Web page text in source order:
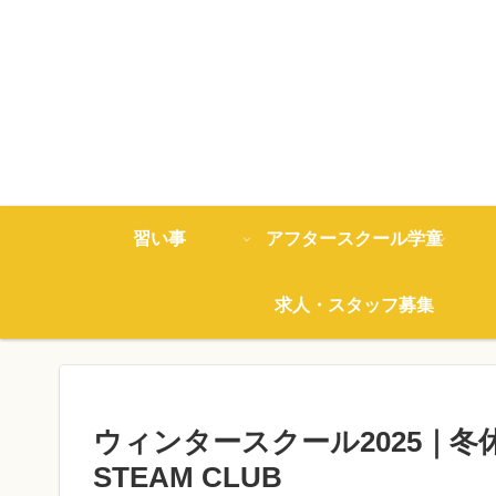
習い事 アフタースクール学童
求人・スタッフ募集
ウィンタースクール2025｜冬
STEAM CLUB